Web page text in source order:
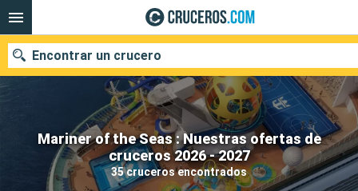
Mariner of the Seas : Nuestras ofertas de
cruceros 2026 - 2027
35 cruceros encontrados
Encontrar un crucero
Nuestros destinos
Fecha de salida